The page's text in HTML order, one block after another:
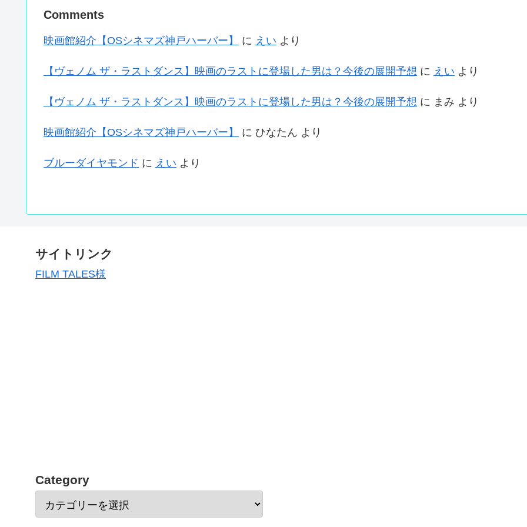
Comments
映画館紹介【OSシネマズ神戸ハーバー】 に えい より
【ヴェノム ザ・ラストダンス】映画のラストに登場した男は？今後の展開予想 に えい より
【ヴェノム ザ・ラストダンス】映画のラストに登場した男は？今後の展開予想 に まみ より
映画館紹介【OSシネマズ神戸ハーバー】 に ひなたん より
ブルーダイヤモンド に えい より
サイトリンク
FILM TALES様
Category